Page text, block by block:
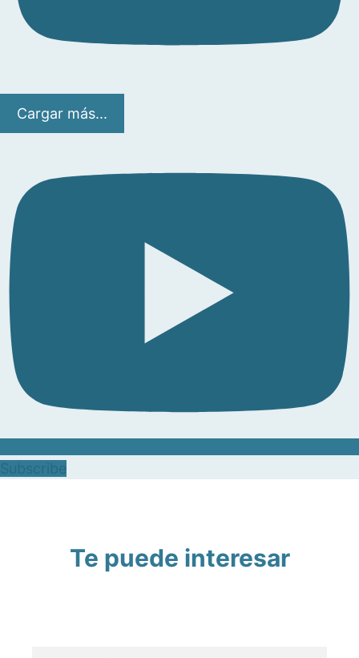
Cargar más...
Te puede interesar